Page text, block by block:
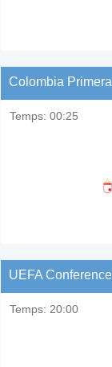
Colombia
Temps: 00:25
UEFA
Temps: 20:00